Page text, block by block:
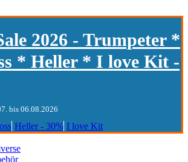
2026 - Trumpeter *
* Heller * I love Kit -
bis 06.08.2026
Heller - 30% I love Kit